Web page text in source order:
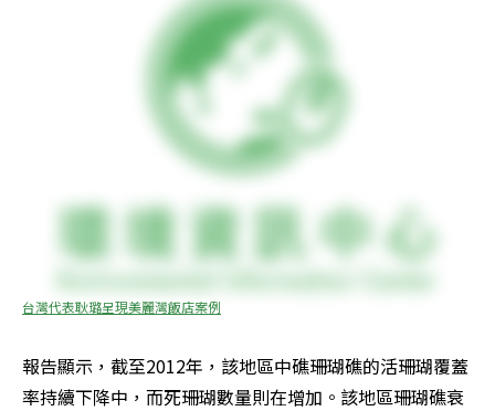
台灣代表耿璐呈現美麗灣飯店案例
報告顯示，截至2012年，該地區中礁珊瑚礁的活珊瑚覆蓋
率持續下降中，而死珊瑚數量則在增加。該地區珊瑚礁衰